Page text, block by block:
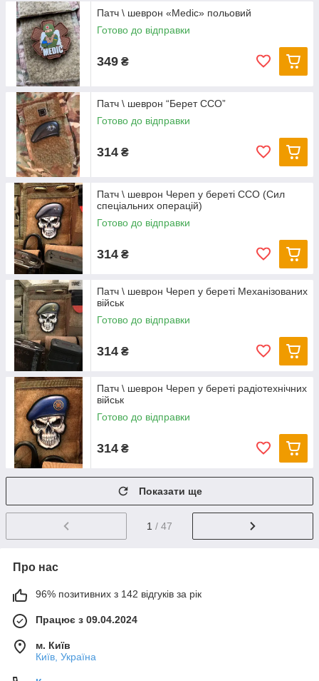
Патч \ шеврон «Medic» польовий
Готово до відправки
349 ₴
Патч \ шеврон “Берет ССО”
Готово до відправки
314 ₴
Патч \ шеврон Череп у береті ССО (Сил
спеціальних операцій)
Готово до відправки
314 ₴
Патч \ шеврон Череп у береті Механізованих
військ
Готово до відправки
314 ₴
Патч \ шеврон Череп у береті радіотехнічних
військ
Готово до відправки
314 ₴
Показати ще
1 / 47
Про нас
96% позитивних з 142 відгуків за рік
Працює з 09.04.2024
м. Київ
Київ, Україна